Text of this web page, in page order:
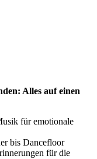
Alles auf einen
für emotionale
bis Dancefloor
für die